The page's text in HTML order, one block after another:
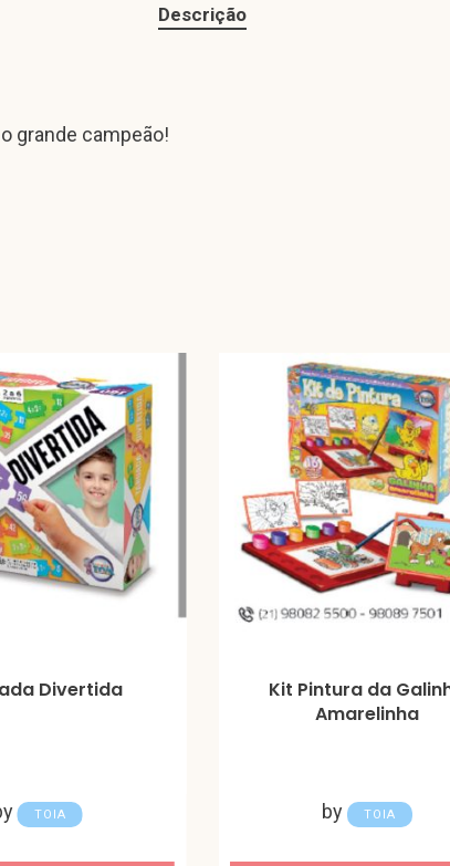
Descrição
grande campeão!
Divertida
TOIA
Kit Pintura da
Amarelinha
by TOIA